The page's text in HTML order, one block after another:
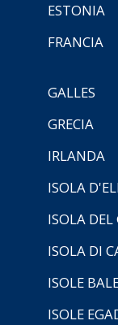
ESTONIA
FRANCIA
GALLES
GRECIA
IRLANDA
ISOLA
ISOLA DEL
ISOLA DI
ISOLE
ISOLE